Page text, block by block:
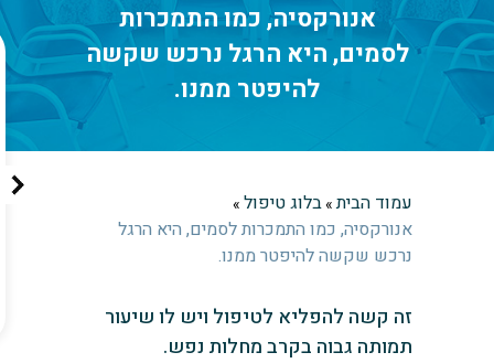
אנורקסיה, כמו התמכרות
לסמים, היא הרגל נרכש שקשה
להיפטר ממנו.
עמוד הבית»בלוג טיפול»
אנורקסיה, כמו התמכרות לסמים, היא הרגל
נרכש שקשה להיפטר ממנו.
זה קשה להפליא לטיפול ויש לו שיעור
תמותה גבוה בקרב מחלות נפש.